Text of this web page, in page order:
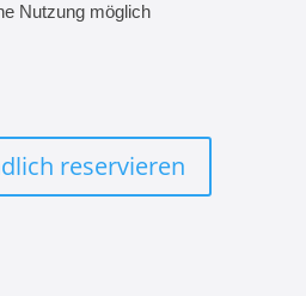
Nutzung möglich
reservieren